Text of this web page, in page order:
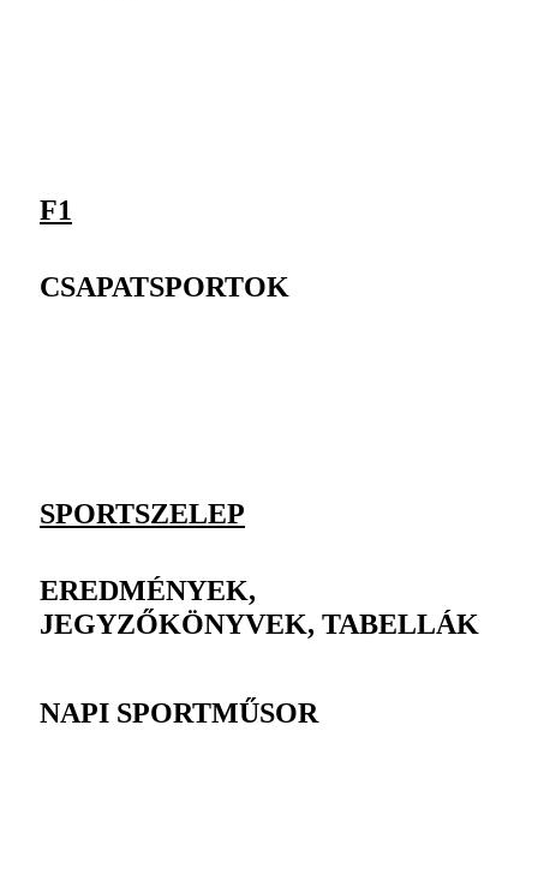
F1
CSAPATSPORTOK
SPORTSZELEP
EREDMÉNYEK,
JEGYZŐKÖNYVEK, TABELLÁK
NAPI SPORTMŰSOR